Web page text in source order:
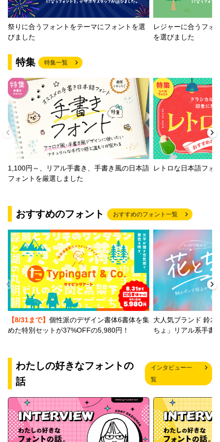
祭りに合うフォントをテーマにフォントを選
びました
レジャーに合うフォ
を選びました
特集 特集一覧
1,100円～、リアル手書き、手書き風の日本語
フォントを厳選しました
レトロな日本語フォ
おすすめのフォント おすすめのフォント一覧
【8/31まで】 個性派のデザイン書体6書体を集
めた特別セットが37%OFFの5,980円！
大人気ブランド 鈴木
ちょ」リアル系手書
わたしの好きなフォントの
話
インタビュー一
覧